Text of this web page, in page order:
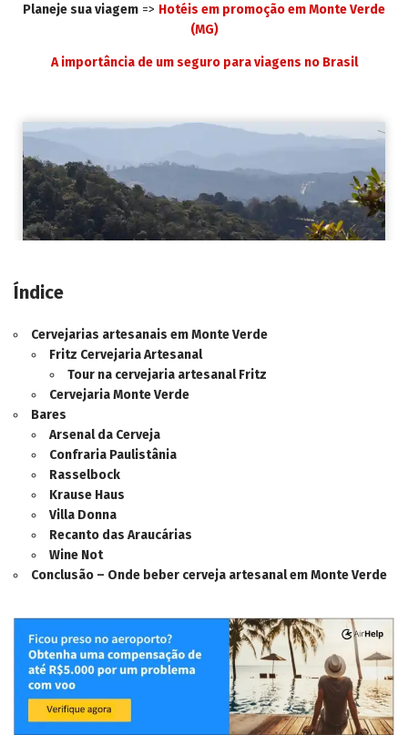
Planeje sua viagem => Hotéis em promoção em Monte Verde
(MG)
A importância de um seguro para viagens no Brasil
Índice
Cervejarias artesanais em Monte Verde
Fritz Cervejaria Artesanal
Tour na cervejaria artesanal Fritz
Cervejaria Monte Verde
Bares
Arsenal da Cerveja
Confraria Paulistânia
Rasselbock
Krause Haus
Villa Donna
Recanto das Araucárias
Wine Not
Conclusão – Onde beber cerveja artesanal em Monte Verde